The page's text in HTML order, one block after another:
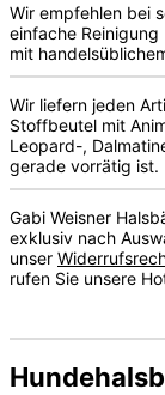
Wir empfehlen bei
einfache
mit
Wir liefern jeden
Stoffbeutel mit
Leopard-,
gerade vorrätig ist.
Gabi Weisner
exklusiv nach
unser
rufen Sie unsere